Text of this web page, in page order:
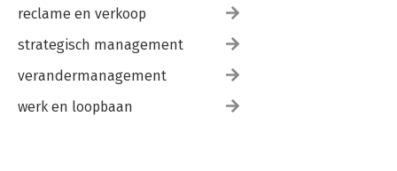
reclame en verkoop
strategisch management
verandermanagement
werk en loopbaan